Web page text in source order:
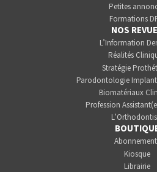
Petites
Formations
NOS
L’Information
Réalités
Stratégie
Parodontologie
Biomatériaux
Profession
Kiosque
Librairie